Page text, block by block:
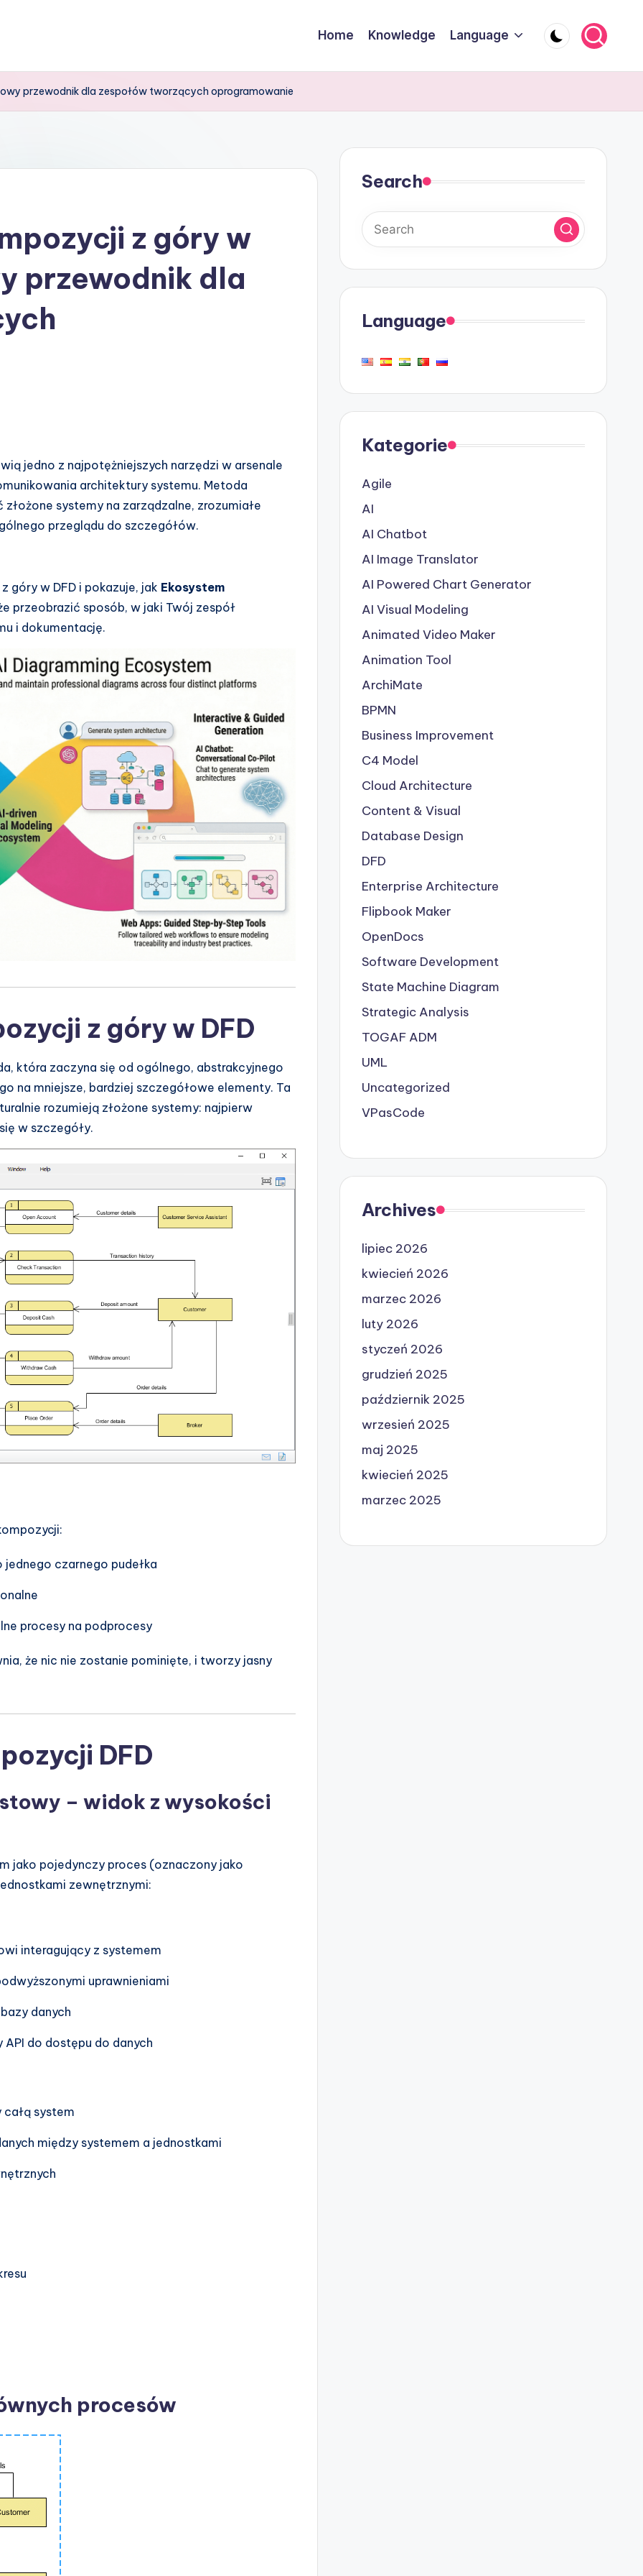
Home Knowledge Language
przewodnik dla zespołów tworzących oprogramowanie
z góry w
przewodnik dla
jedno z najpotężniejszych narzędzi w arsenale
architektury systemu. Metoda
systemy na zarządzalne, zrozumiałe
przeglądu do szczegółów.
góry w DFD i pokazuje, jak Ekosystem
przeobrazić sposób, w jaki Twój zespół
i dokumentację.
z góry w DFD
która zaczyna się od ogólnego, abstrakcyjnego
na mniejsze, bardziej szczegółowe elementy. Ta
rozumieją złożone systemy: najpierw
w szczegóły.
jednego czarnego pudełka
procesy na podprocesy
że nic nie zostanie pominięte, i tworzy jasny
DFD
– widok z wysokości
jako pojedynczy proces (oznaczony jako
zewnętrznymi:
interagujący z systemem
uprawnieniami
danych
API do dostępu do danych
system
między systemem a jednostkami
procesów
Search
Language
Kategorie
Agile
AI
AI Chatbot
AI Image Translator
AI Powered Chart Generator
AI Visual Modeling
Animated Video Maker
Animation Tool
ArchiMate
BPMN
Business Improvement
C4 Model
Cloud Architecture
Content & Visual
Database Design
DFD
Enterprise Architecture
Flipbook Maker
OpenDocs
Software Development
State Machine Diagram
Strategic Analysis
TOGAF ADM
UML
Uncategorized
VPasCode
Archives
lipiec 2026
kwiecień 2026
marzec 2026
luty 2026
styczeń 2026
grudzień 2025
październik 2025
wrzesień 2025
maj 2025
kwiecień 2025
marzec 2025